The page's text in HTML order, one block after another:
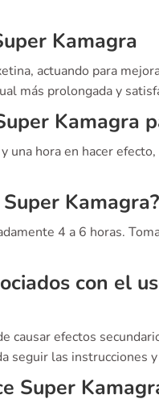
Kamagra
actuando para
más prolongada y
Kamagra
una hora en hacer
Kamagra?
4 a 6 horas.
con el
causar efectos
seguir las instrucciones
Super